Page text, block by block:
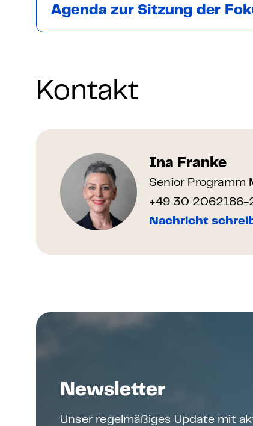
Agenda zur Sitzung der
Kontakt
Ina Franke
Senior Programm
+49 30 2062186-
Nachricht
Newsletter
Unser regelmäßiges Update mit